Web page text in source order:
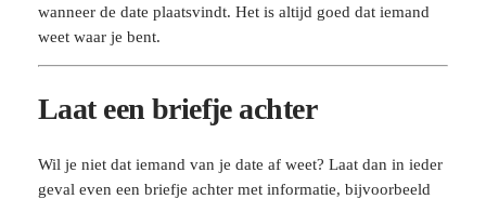
wanneer de date plaatsvindt. Het is altijd goed dat iemand
weet waar je bent.
Laat een briefje achter
Wil je niet dat iemand van je date af weet? Laat dan in ieder
geval even een briefje achter met informatie, bijvoorbeeld